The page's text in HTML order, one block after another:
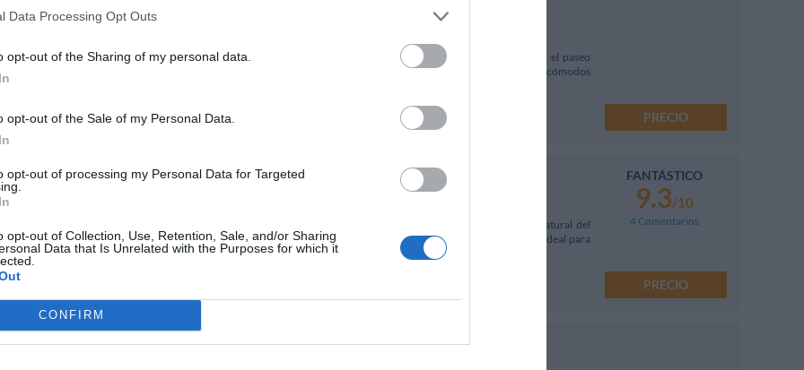
Data Processing Opt Outs
opt-out of the Sharing of my personal data.
opt-out of the Sale of my Personal Data.
opt-out of processing my Personal Data for Targeted
opt-out of Collection, Use, Retention, Sale, and/or Sharing
Data that Is Unrelated with the Purposes for which it
CONFIRM
Case Vacanze Pomelia es un nuevo complejo de apartamentos en Marina de Ragusa, situado en el paseo
marítimo Andrea Doria, a sólo 100 metros de la playa. El Residence, de reciente construcción, ofrece cómodos
PRECIO
Eremo della Giubiliana
El Hotel Eremo della Giubiliana se encuentra en Ragusa, cerca del mar e inmerso en el campo natural del
Altiplano Ibleo. El Hotel, un antiguo convento del siglo XV, cuenta con una amplia tradición y es ideal para
pasar agradables estancias de relax en el...
FANTÁSTICO
9.3/10
4 Comentarios
PRECIO
Plaza Beach Hostel
13.22 km